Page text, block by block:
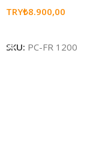
TRY₺8.900,00
SKU: PC-FR 1200